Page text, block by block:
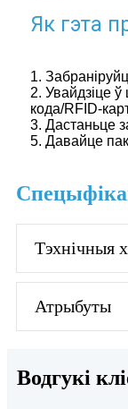
Як гэта
1.
2. Увайдзіце
кода/RFID-
3. Дастаньце
5. Давайце
Тэхнічныя
Атрыбуты
Водгукі